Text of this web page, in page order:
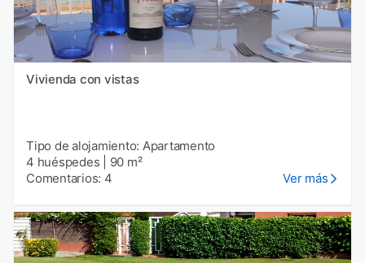
Vivienda con vistas
Tipo de alojamiento: Apartamento
4 huéspedes
90 m²
Comentarios: 4
Ver más